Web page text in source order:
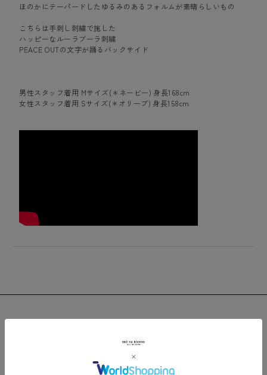
ほのかにテーパードしたゆるみのあるフォルムが素晴らしいもの
こちらは手刺し刺繍で施した
ハッピーなルーラブーラ刺繍
PEACE OUTの文字が踊るバックサイド
男性スタッフ着用 Mサイズ(＊ネービー) 身長168cm
女性スタッフ着用 Sサイズ(＊オリーブ) 身長158cm
Recommend